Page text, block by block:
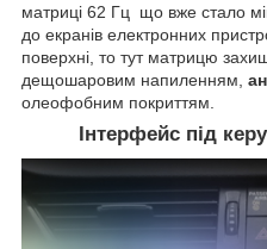
матриці 62 Гц що вже стало
до екранів електронних
поверхні, то тут матрицю
дещошаровим напиленням,
олеофобним покриттям.
Інтерфейс під